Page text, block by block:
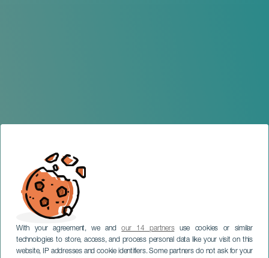
With your agreement, we andour 14 partnersuse cookies or similar
technologies to store, access, and process personal data like your visit on this
website, IP addresses and cookie identifiers. Some partners do not ask for your